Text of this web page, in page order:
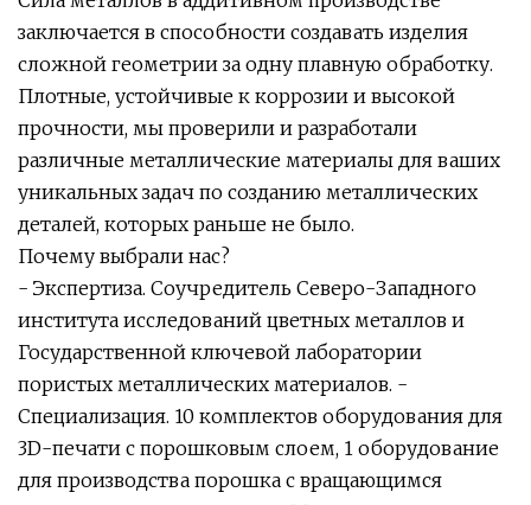
заключается в способности создавать изделия
сложной геометрии за одну плавную обработку.
Плотные, устойчивые к коррозии и высокой
прочности, мы проверили и разработали
различные металлические материалы для ваших
уникальных задач по созданию металлических
деталей, которых раньше не было.
Почему выбрали нас?
- Экспертиза. Соучредитель Северо-Западного
института исследований цветных металлов и
Государственной ключевой лаборатории
пористых металлических материалов. -
Специализация. 10 комплектов оборудования для
3D-печати с порошковым слоем, 1 оборудование
для производства порошка с вращающимся